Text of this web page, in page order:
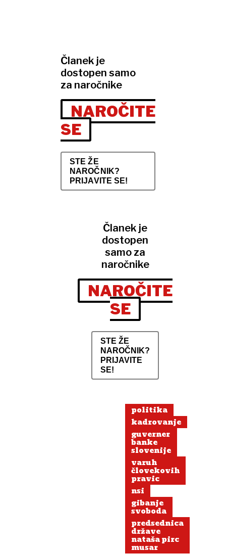
Članek je
dostopen samo
za naročnike
NAROČITE
SE
STE ŽE
NAROČNIK?
PRIJAVITE SE!
Članek je
dostopen
samo za
naročnike
NAROČITE
SE
STE ŽE
NAROČNIK?
PRIJAVITE
SE!
politika
kadrovanje
guverner
banke
slovenije
varuh
človekovih
pravic
nsi
gibanje
svoboda
predsednica
države
nataša pirc
musar